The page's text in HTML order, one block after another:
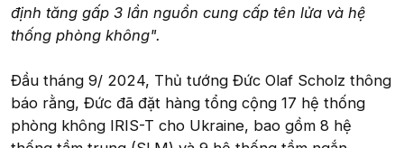
định tăng gấp 3 lần nguồn cung cấp tên lửa và hệ
thống phòng không".
Đầu tháng 9/ 2024, Thủ tướng Đức Olaf Scholz thông
báo rằng, Đức đã đặt hàng tổng cộng 17 hệ thống
phòng không IRIS-T cho Ukraine, bao gồm 8 hệ